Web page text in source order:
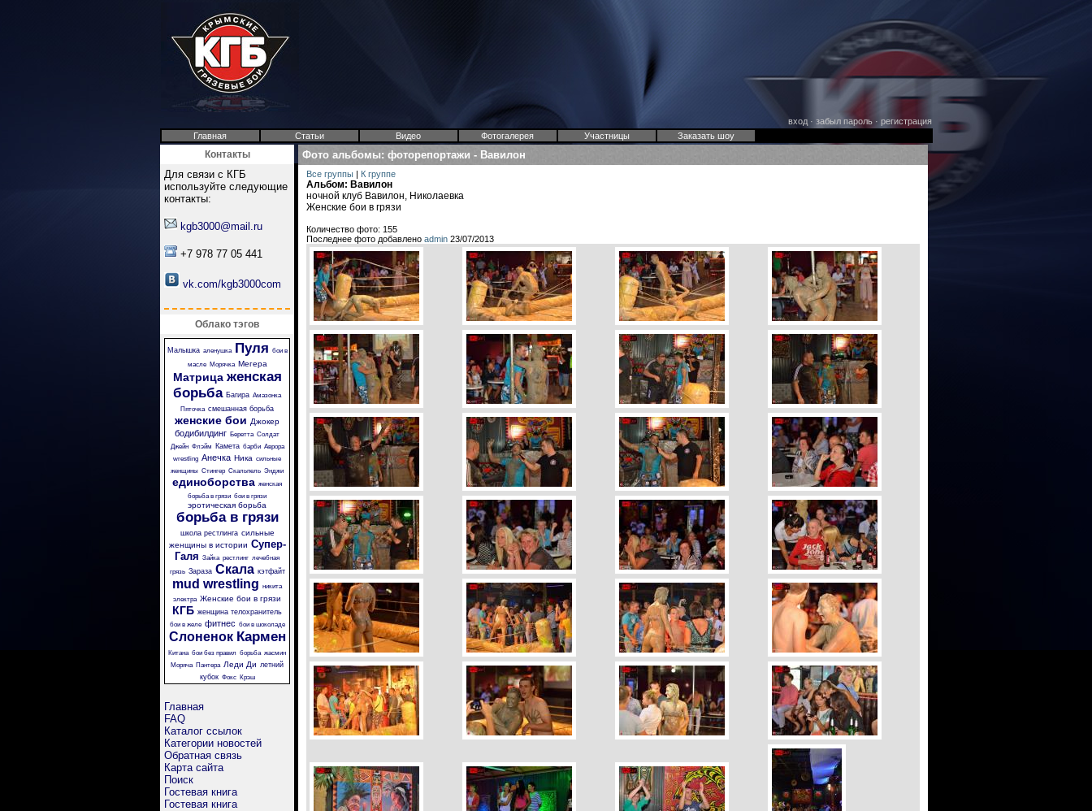
вход· забыл пароль· регистрация
Главная
Статьи Видео Фотогалерея Участницы Заказать шоу
Контакты
Для связи с КГБ
используйте следующие
контакты:
kgb3000@mail.ru
+7 978 77 05 441
vk.com/kgb3000com
Облако тэгов
Малышка аленушка Пуля бои в
масле
Морячка Мегера
Матрица женская
борьба Багира Амазонка
Пяточка смешанная борьба
женские бои Джокер
бодибилдинг Беретта Солдат
Джейн Флэйм Камета барби Аврора
wrestling Анечка Ника сильные
женщины Стингер Скальпель Энджи
единоборства женская
борьба в грязи бои в грязи
эротическая борьба
борьба в грязи
школа рестлинга сильные
женщины в истории Супер-
Галя Зайка рестлинг лечебная
грязь Зараза Скала кэтфайт
mud wrestling никита
электра Женские бои в грязи
КГБ женщина телохранитель
бои в желе фитнес бои в шоколаде
Слоненок Кармен
Китана бои без правил борьба жасмин
Моряча Пантера Леди Ди летний
кубок Фокс Крэш
Главная
FAQ
Каталог ссылок
Категории новостей
Обратная связь
Карта сайта
Поиск
Гостевая книга
Гостевая книга
Фото альбомы: фоторепортажи - Вавилон
Все группы | К группе
Альбом: Вавилон
ночной клуб Вавилон, Николаевка
Женские бои в грязи
Количество фото: 155
Последнее фото добавлено admin 23/07/2013